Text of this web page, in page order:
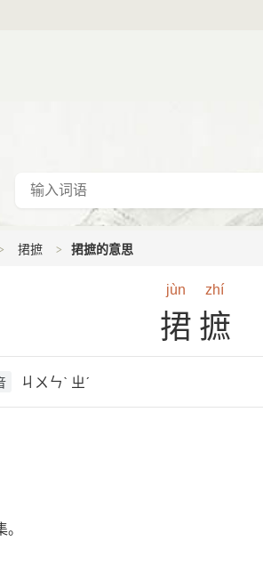
捃摭 捃摭的意思
jùn zhí
捃摭
ㄐㄨㄣˋ ㄓˊ